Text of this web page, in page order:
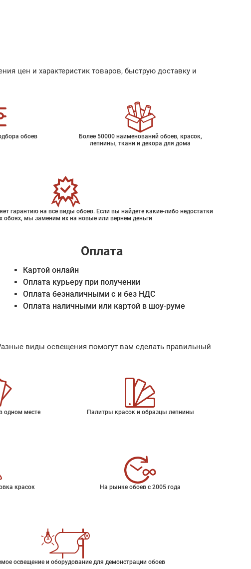
цен и характеристик товаров, быструю доставку и
обоев
Более 50000 наименований обоев, красок,
лепнины, ткани и декора для дома
гарантию на все виды обоев. Если вы найдете какие-либо недостатки
обоях, мы заменим их на новые или вернем деньги
Оплата
Картой онлайн
Оплата курьеру при получении
Оплата безналичными с и без НДС
Оплата наличными или картой в шоу-руме
виды освещения помогут вам сделать правильный
одном месте Палитры красок и образцы лепнины
красок На рынке обоев с 2005 года
освещение и оборудование для демонстрации обоев